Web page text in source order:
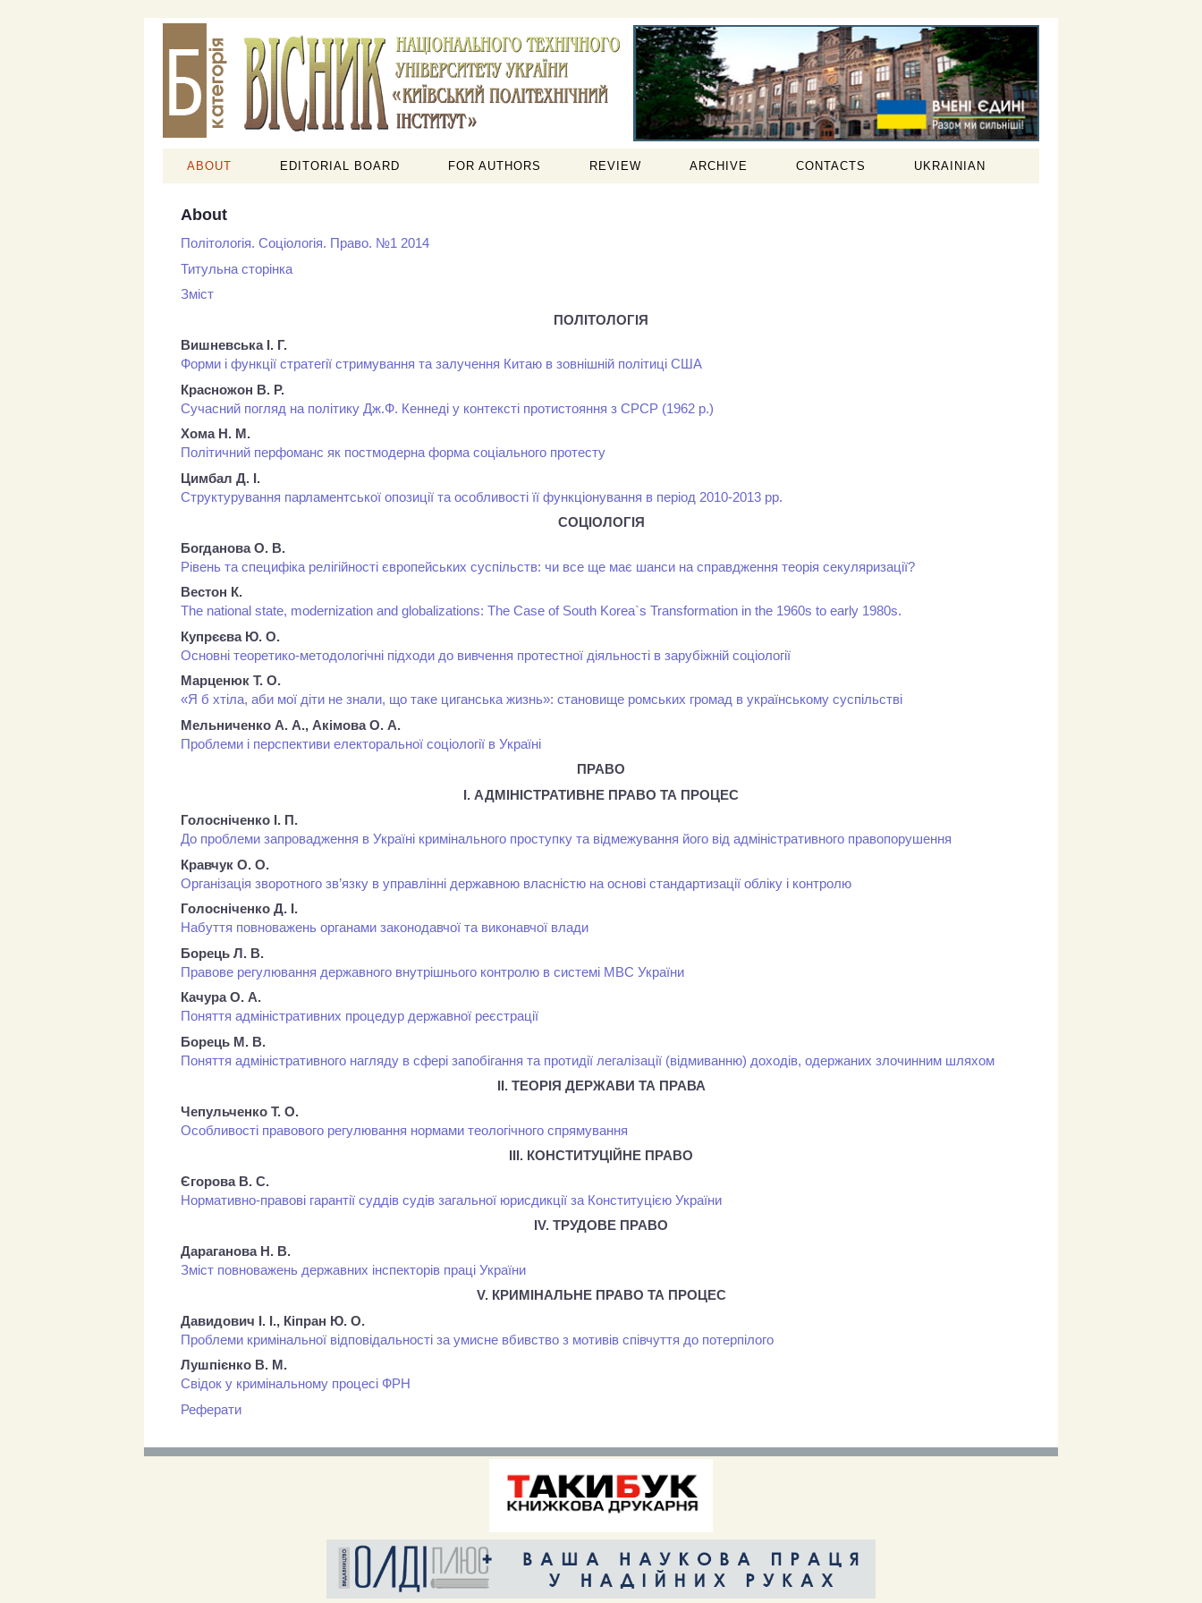
ABOUT EDITORIAL BOARD FOR AUTHORS REVIEW ARCHIVE CONTACTS UKRAINIAN
About
Політологія. Соціологія. Право. №1 2014
Титульна сторінка
Зміст
ПОЛІТОЛОГІЯ
Вишневська І. Г.
Форми і функції стратегії стримування та залучення Китаю в зовнішній політиці США
Красножон В. Р.
Сучасний погляд на політику Дж.Ф. Кеннеді у контексті протистояння з СРСР (1962 р.)
Хома Н. М.
Політичний перфоманс як постмодерна форма соціального протесту
Цимбал Д. І.
Структурування парламентської опозиції та особливості її функціонування в період 2010-2013 рр.
СОЦІОЛОГІЯ
Богданова О. В.
Рівень та специфіка релігійності європейських суспільств: чи все ще має шанси на справдження теорія секуляризації?
Вестон К.
The national state, modernization and globalizations: The Case of South Korea`s Transformation in the 1960s to early 1980s.
Купрєєва Ю. О.
Основні теоретико-методологічні підходи до вивчення протестної діяльності в зарубіжній соціології
Марценюк Т. О.
«Я б хтіла, аби мої діти не знали, що таке циганська жизнь»: становище ромських громад в українському суспільстві
Мельниченко А. А., Акімова О. А.
Проблеми і перспективи електоральної соціології в Україні
ПРАВО
І. АДМІНІСТРАТИВНЕ ПРАВО ТА ПРОЦЕС
Голосніченко І. П.
До проблеми запровадження в Україні кримінального проступку та відмежування його від адміністративного правопорушення
Кравчук О. О.
Організація зворотного зв’язку в управлінні державною власністю на основі стандартизації обліку і контролю
Голосніченко Д. І.
Набуття повноважень органами законодавчої та виконавчої влади
Борець Л. В.
Правове регулювання державного внутрішнього контролю в системі МВС України
Качура О. А.
Поняття адміністративних процедур державної реєстрації
Борець М. В.
Поняття адміністративного нагляду в сфері запобігання та протидії легалізації (відмиванню) доходів, одержаних злочинним шляхом
ІІ. ТЕОРІЯ ДЕРЖАВИ ТА ПРАВА
Чепульченко Т. О.
Особливості правового регулювання нормами теологічного спрямування
ІІІ. КОНСТИТУЦІЙНЕ ПРАВО
Єгорова В. С.
Нормативно-правові гарантії суддів судів загальної юрисдикції за Конституцією України
ІV. ТРУДОВЕ ПРАВО
Дараганова Н. В.
Зміст повноважень державних інспекторів праці України
V. КРИМІНАЛЬНЕ ПРАВО ТА ПРОЦЕС
Давидович І. І., Кіпран Ю. О.
Проблеми кримінальної відповідальності за умисне вбивство з мотивів співчуття до потерпілого
Лушпієнко В. М.
Свідок у кримінальному процесі ФРН
Реферати